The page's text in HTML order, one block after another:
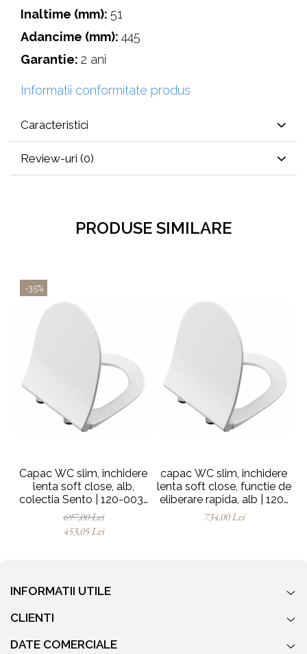
Inaltime (mm): 51
Adancime (mm): 445
Garantie: 2 ani
Informatii conformitate produs
Caracteristici
Review-uri (0)
PRODUSE SIMILARE
-35%
Capac WC slim, inchidere
lenta soft close, alb,
colectia Sento | 120-003-
009
697,00 Lei
453,05 Lei
capac WC slim, inchidere
lenta soft close, functie de
eliberare rapida, alb | 120-
003R009
734,00 Lei
INFORMATII UTILE
CLIENTI
DATE COMERCIALE